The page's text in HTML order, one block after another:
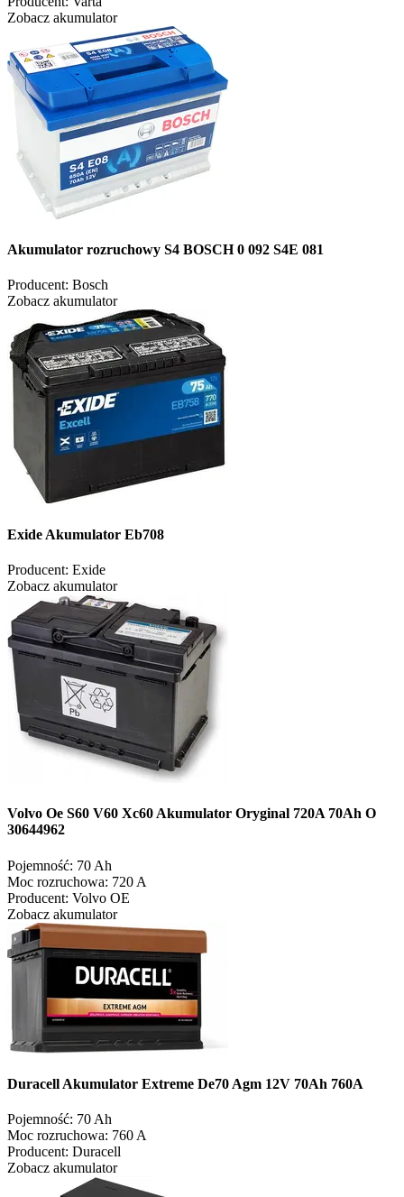
Zobacz akumulator
Akumulator rozruchowy S4 BOSCH 0 092 S4E 081
Producent: Bosch
Zobacz akumulator
Exide Akumulator Eb708
Producent: Exide
Zobacz akumulator
Volvo Oe S60 V60 Xc60 Akumulator Oryginal 720A 70Ah O
30644962
Pojemność: 70 Ah
Moc rozruchowa: 720 A
Producent: Volvo OE
Zobacz akumulator
Duracell Akumulator Extreme De70 Agm 12V 70Ah 760A
Pojemność: 70 Ah
Moc rozruchowa: 760 A
Producent: Duracell
Zobacz akumulator